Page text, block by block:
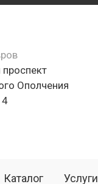
Ополчения
4
Каталог Услуги